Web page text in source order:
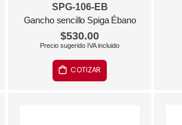
SPG-106-EB
Gancho sencillo Spiga Ébano
$530.00
COTIZAR